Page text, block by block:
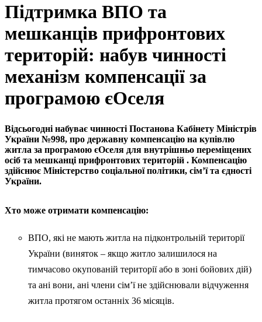
Підтримка ВПО та
мешканців прифронтових
територій: набув чинності
механізм компенсації за
програмою єОселя
Відсьогодні набуває чинності Постанова Кабінету Міністрів
України №998, про державну компенсацію на купівлю
житла за програмою єОселя для внутрішньо переміщених
осіб та мешканці прифронтових територій . Компенсацію
здійснює Міністерство соціальної політики, сім’ї та єдності
України.
Хто може отримати компенсацію:
ВПО, які не мають житла на підконтрольній території
України (виняток – якщо житло залишилося на
тимчасово окупованій території або в зоні бойових дій)
та ані вони, ані члени сім’ї не здійснювали відчуження
житла протягом останніх 36 місяців.